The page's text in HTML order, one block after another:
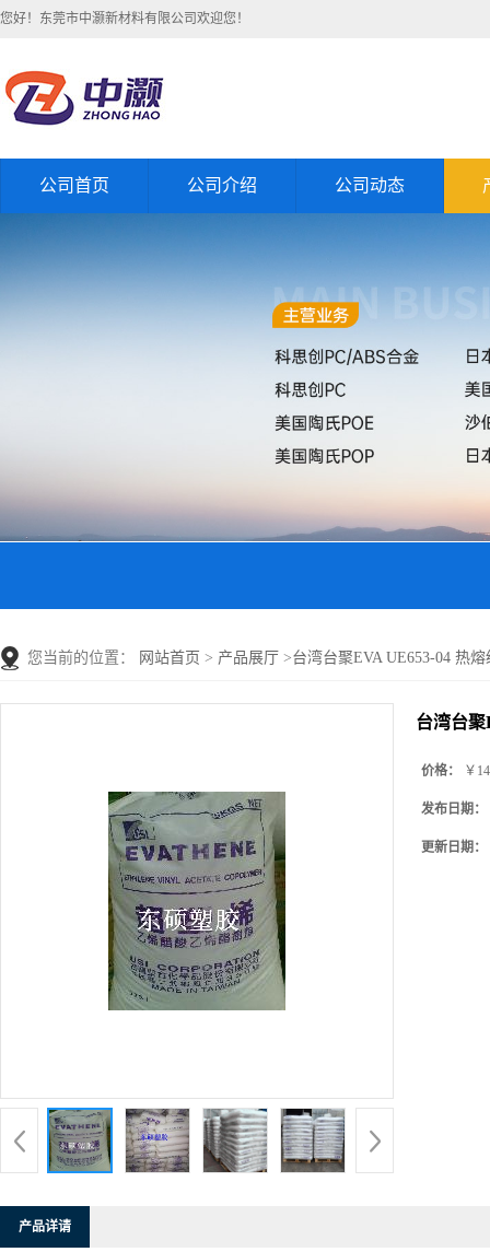
您好！东莞市中灏新材料有限公司欢迎您！
公司首页 公司介绍 公司动态
您当前的位置： 网站首页 > 产品展厅 >台湾台聚EVA UE653-04 热
台湾台聚
价格： ￥
发布日期：
更新日期：
产品详请